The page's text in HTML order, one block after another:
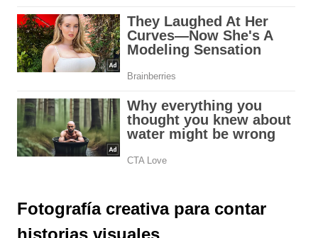
Fotografía creativa para contar